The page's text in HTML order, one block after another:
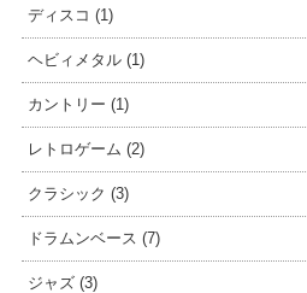
ディスコ (1)
ヘビィメタル (1)
カントリー (1)
レトロゲーム (2)
クラシック (3)
ドラムンベース (7)
ジャズ (3)